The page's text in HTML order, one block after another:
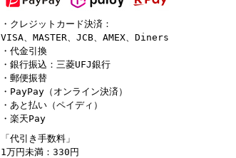
・クレジットカード決済：
VISA、MASTER、JCB、AMEX、Diners
・代金引換
・銀行振込：三菱UFJ銀行
・郵便振替
・PayPay（オンライン決済）
・あと払い（ペイディ）
・楽天Pay
「代引き手数料」
1万円未満：330円